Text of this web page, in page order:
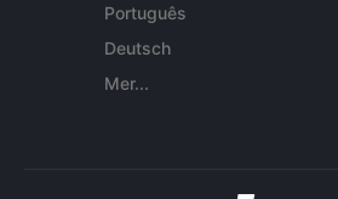
Português
Deutsch
Mer...